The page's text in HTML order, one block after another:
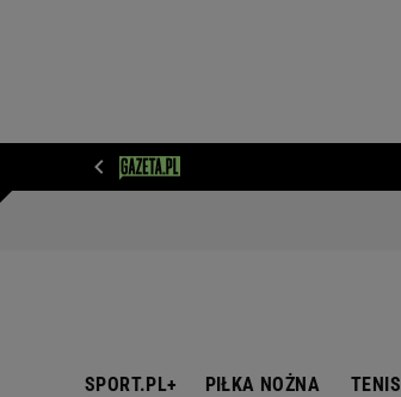
SPORT.PL+ PIŁKA NOŻNA TENIS